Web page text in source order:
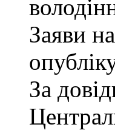
Заяви
За